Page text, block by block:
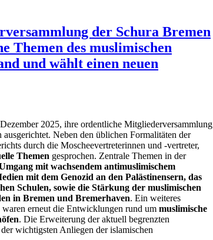
der Schura Bremen
Themen des muslimischen
und wählt einen neuen
2025, ihre ordentliche Mitgliederversammlung
Neben den üblichen Formalitäten der
durch die Moscheevertreterinnen und -vertreter,
Themen gesprochen. Zentrale Themen in der
mit wachsendem antimuslimischem
mit dem Genozid an den Palästinensern, das
Schulen, sowie die Stärkung der muslimischen
in Bremen und Bremerhaven. Ein weiteres
erneut die Entwicklungen rund um muslimische
. Die Erweiterung der aktuell begrenzten
wichtigsten Anliegen der islamischen